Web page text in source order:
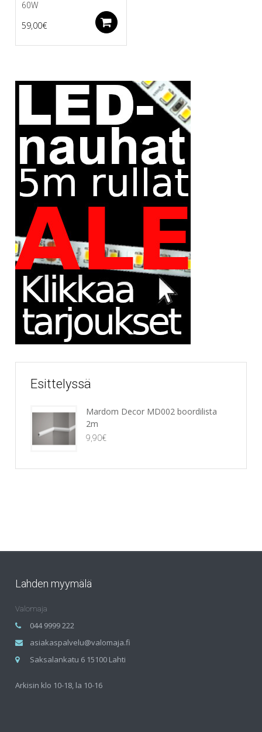
60W
59,00€
Esittelyssä
Mardom Decor MD002 boordilista
2m
9,90€
Lahden myymälä
Valomaja
044 9999 222
asiakaspalvelu@valomaja.fi
Saksalankatu 6 15100 Lahti
Arkisin klo 10-18, la 10-16